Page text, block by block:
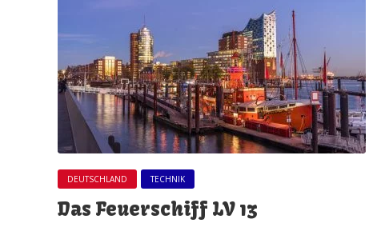
DEUTSCHLAND TECHNIK
Das Feuerschiff LV 13